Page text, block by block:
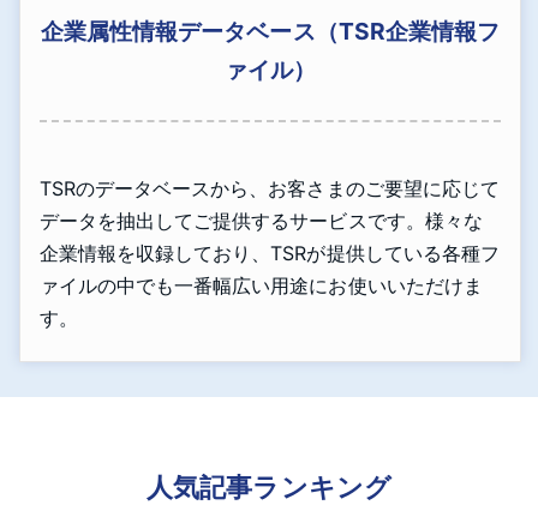
企業属性情報データベース（TSR企業情報フ
ァイル）
TSRのデータベースから、お客さまのご要望に応じて
データを抽出してご提供するサービスです。様々な
企業情報を収録しており、TSRが提供している各種フ
ァイルの中でも一番幅広い用途にお使いいただけま
す。
人気記事ランキング